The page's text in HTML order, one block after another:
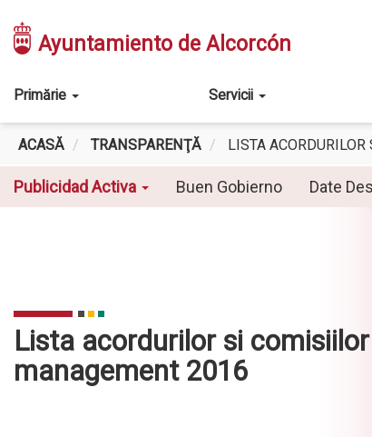
conţinutul
Ayuntamiento de Alcorcón
Main
navigation
Primărie Servicii
ACASĂ TRANSPARENŢĂ LISTA
Publicidad Activa Buen Gobierno Date
Lista acordurilor si
management 2016